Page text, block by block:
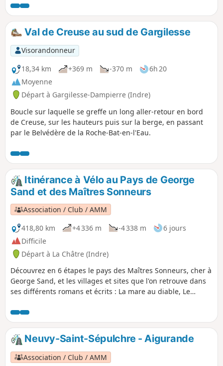
prairies bocagères et longe la Gargilesse, à la limite avec le
département de la Creuse.
Val de Creuse au sud de Gargilesse
Visorandonneur
18,34 km
+369 m -370 m
6h 20
Moyenne
Départ à Gargilesse-Dampierre (Indre)
Boucle sur laquelle se greffe un long aller-retour en bord
de Creuse, sur les hauteurs puis sur la berge, en passant
par le Belvédère de la Roche-Bat-en-l'Eau.
Itinérance à Vélo au Pays de George
Sand et des Maîtres Sonneurs
Association / Club / AMM
418,80 km
+4 336 m -4 338 m
6 jours
Difficile
Départ à La Châtre (Indre)
Découvrez en 6 étapes le pays des Maîtres Sonneurs, cher à
George Sand, et les villages et sites que l'on retrouve dans
ses différents romans et écrits : La mare au diable, Le
Légendes rustiques, Les Beaux Messieurs de Bois doré,
Mauprat, François le Champi, La petite Fadette et Les
Maîtres Sonneurs trame principale du parcours.
Neuvy-Saint-Sépulchre - Aigurande
Association / Club / AMM